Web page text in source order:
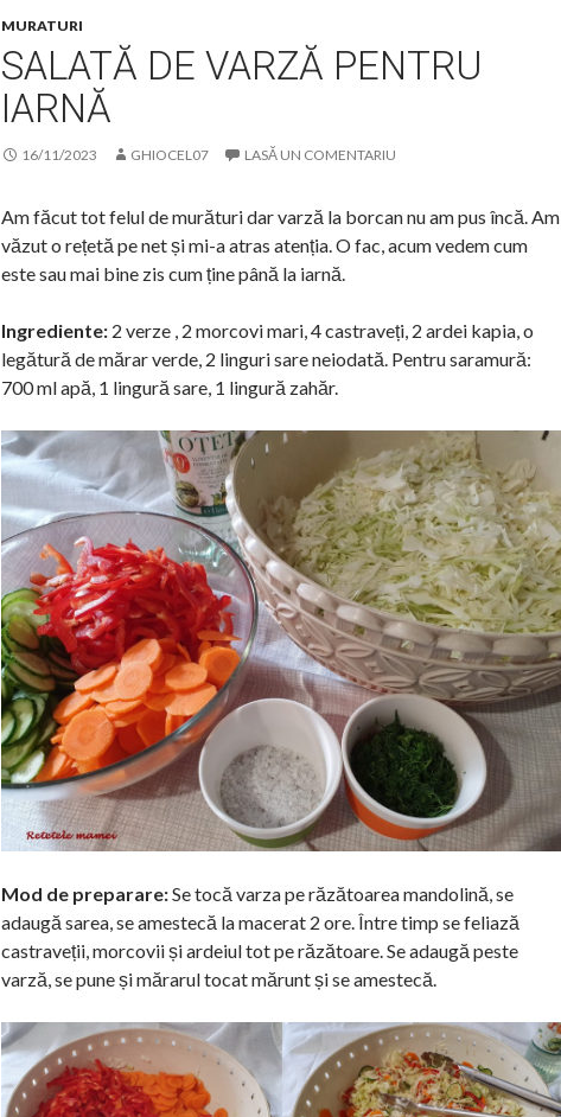
MURATURI
SALATĂ DE VARZĂ PENTRU
IARNĂ
16/11/2023 GHIOCEL07 LASĂ UN COMENTARIU
Am făcut tot felul de murături dar varză la borcan nu am pus încă. Am
văzut o rețetă pe net și mi-a atras atenția. O fac, acum vedem cum
este sau mai bine zis cum ține până la iarnă.
Ingrediente: 2 verze , 2 morcovi mari, 4 castraveți, 2 ardei kapia, o
legătură de mărar verde, 2 linguri sare neiodată. Pentru saramură:
700 ml apă, 1 lingură sare, 1 lingură zahăr.
Mod de preparare:Se tocă varza pe răzătoarea mandolină, se
adaugă sarea, se amestecă la macerat 2 ore. Între timp se feliază
castraveții, morcovii și ardeiul tot pe răzătoare. Se adaugă peste
varză, se pune și mărarul tocat mărunt și se amestecă.